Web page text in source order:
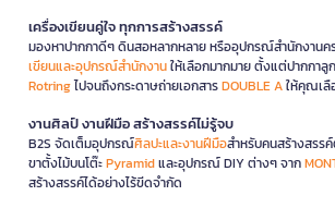
เครื่องเขียนคู่ใจ ทุกการสร้างสรรค์
มองหาปากกาดีๆ ดินสอหลากหลาย หรืออุปกรณ์สำนักงานค
เขียนและอุปกรณ์สำนักงานให้เลือกมากมาย ตั้งแต่ปากกาลู
Rotringไปจนถึงกระดาษถ่ายเอกสารDOUBLE Aให้คุณเลื
งานศิลป์ งานฝีมือ สร้างสรรค์ไม่รู้จบ
B2S จัดเต็มอุปกรณ์ศิลปะและงานฝีมือสำหรับคนสร้างสรร
ขาตั้งไม้บนโต๊ะPyramidและอุปกรณ์ DIY ต่างๆ จาก
สร้างสรรค์ได้อย่างไร้ขีดจำกัด